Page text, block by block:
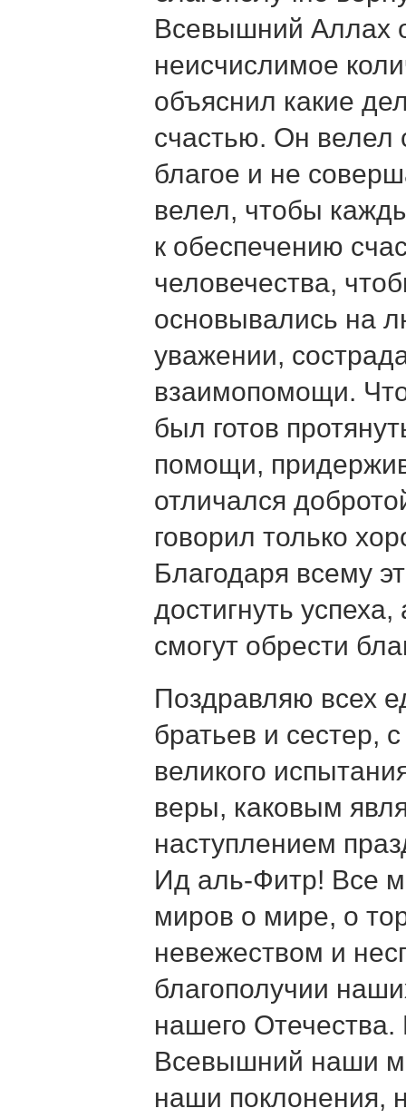
Всевышний Аллах
неисчислимое
объяснил какие
счастью. Он велел
благое и не
велел, чтобы
к обеспечению
человечества,
основывались на
уважении,
взаимопомощи.
был готов
помощи,
отличался
говорил только
Благодаря всему
достигнуть
смогут обрести
Поздравляю всех
братьев и сестер,
великого
веры, каковым
наступлением
Ид аль-Фитр! Все
миров о мире, о
невежеством и
благополучии
нашего
Всевышний наши
наши поклонения,